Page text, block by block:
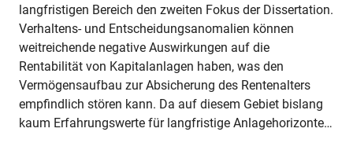
langfristigen Bereich den zweiten Fokus der Dissertation.
Verhaltens- und Entscheidungsanomalien können
weitreichende negative Auswirkungen auf die
Rentabilität von Kapitalanlagen haben, was den
Vermögensaufbau zur Absicherung des Rentenalters
empfindlich stören kann. Da auf diesem Gebiet bislang
kaum Erfahrungswerte für langfristige Anlagehorizonte…